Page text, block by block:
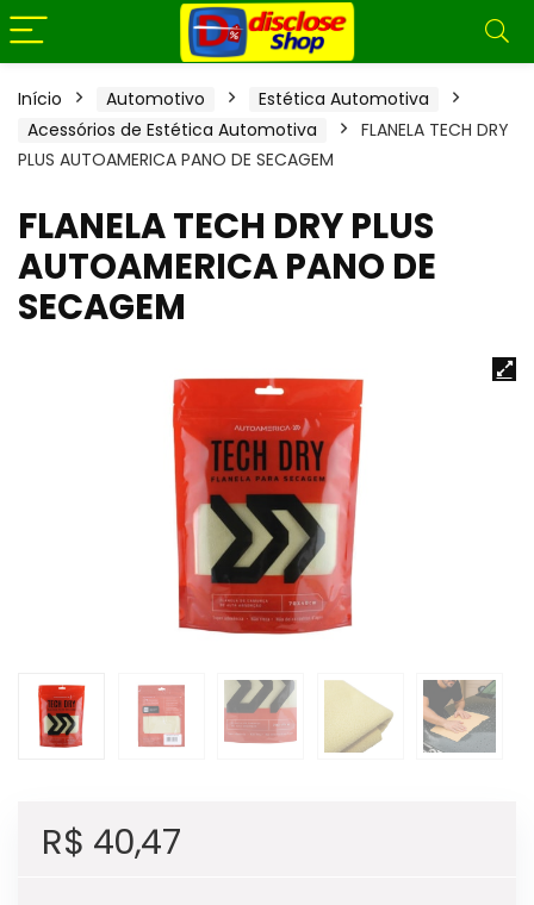
Início Automotivo
Estética Automotiva
Acessórios de Estética Automotiva
FLANELA TECH DRY
PLUS AUTOAMERICA PANO DE SECAGEM
FLANELA TECH DRY PLUS
AUTOAMERICA PANO DE
SECAGEM
R$ 40,47